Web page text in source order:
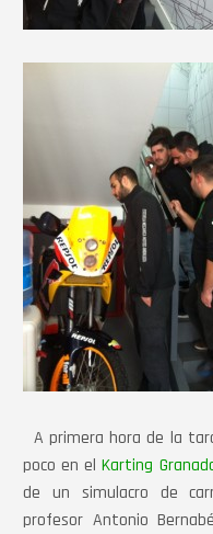
A primera hora de la
poco en elKarting
de un simulacro de
profesor Antonio